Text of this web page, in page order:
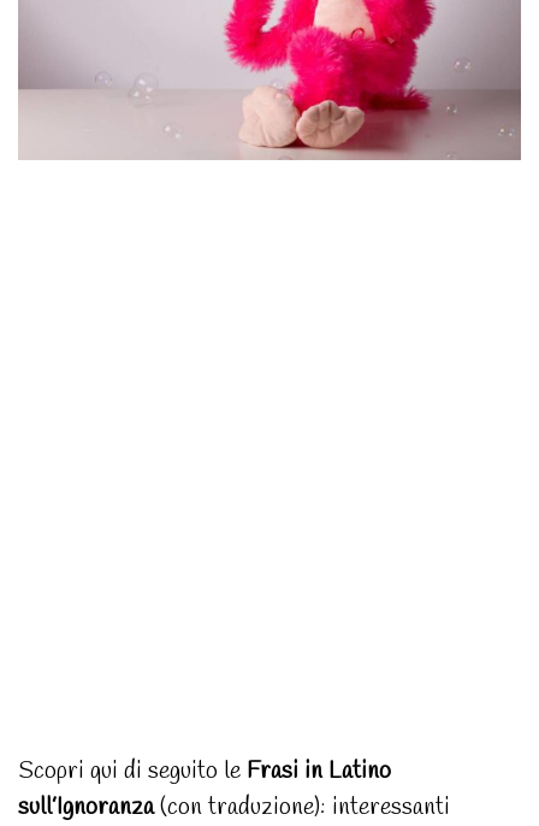
Scopri qui di seguito le Frasi in Latino
sull’Ignoranza(con traduzione): interessanti